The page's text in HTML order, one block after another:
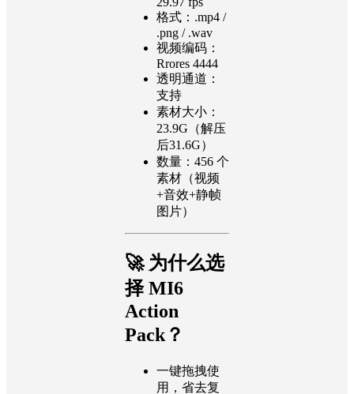
帧率
FPSFPSFPS：
29.97 fps
格式：.mp4 /
.png / .wav
视频编码：
Rrores 4444
透明通道：
支持
素材大小：
23.9G（解压
后31.6G）
数量：456 个
素材（视频
+音效+静帧
图片）
🚀 为什么选
择 MI6
Pack？